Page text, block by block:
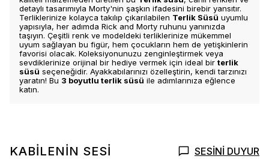
detaylı tasarımıyla Morty'nin şaşkın ifadesini birebir yansıtır.
Terliklerinize kolayca takılıp çıkarılabilen Terlik Süsü uyumlu
yapısıyla, her adımda Rick and Morty ruhunu yanınızda
taşıyın. Çeşitli renk ve modeldeki terliklerinize mükemmel
uyum sağlayan bu figür, hem çocukların hem de yetişkinlerin
favorisi olacak. Koleksiyonunuzu zenginleştirmek veya
sevdiklerinize orijinal bir hediye vermek için ideal bir terlik
süsü seçeneğidir. Ayakkabılarınızı özelleştirin, kendi tarzınızı
yaratın! Bu 3 boyutlu terlik süsü ile adımlarınıza eğlence
katın.
KABİLENİN SESİ SESİNİ DUYUR